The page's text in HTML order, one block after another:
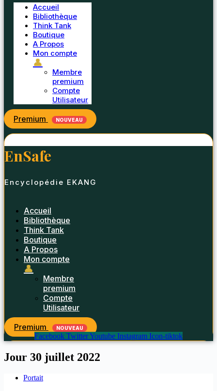
Accueil
Bibliothèque
Think Tank
Boutique
A Propos
Mon compte
👤
Membre
premium
Compte
Utilisateur
Premium NOUVEAU
EnSafe
Encyclopédie EKANG
Accueil
Bibliothèque
Think Tank
Boutique
A Propos
Mon compte
👤
Membre
premium
Compte
Utilisateur
Premium
NOUVEAU
Facebook TwitterYoutube Instagram Icon-tiktok
Jour 30 juillet 2022
Portait